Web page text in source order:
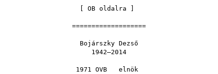
OB oldalra
===================
Bojárszky Dezső
1942–2014
1971 OVB elnök